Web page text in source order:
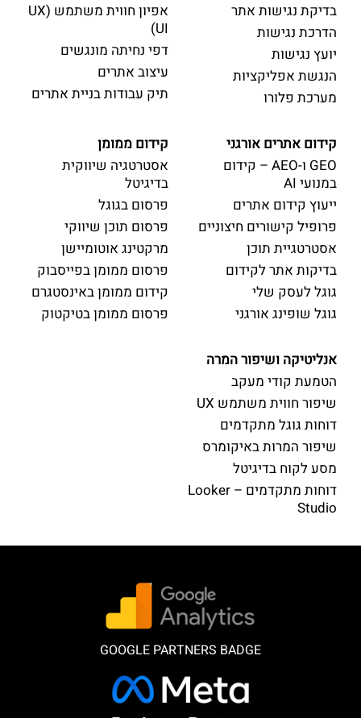
בדיקת נגישות אתר
הדרכת נגישות
יועץ נגישות
הנגשת אפליקציות
מערכת פלורו
אפיון חווית משתמש (UX
UI)
דפי נחיתה מונגשים
עיצוב אתרים
תיק עבודות בניית אתרים
קידום אתרים אורגני
GEO ו-AEO – קידום
במנועי AI
ייעוץ קידום אתרים
פרופיל קישורים חיצוניים
אסטרטגיית תוכן
בדיקות אתר לקידום
גוגל לעסק שלי
גוגל שופינג אורגני
קידום ממומן
אסטרטגיה שיווקית
בדיגיטל
פרסום בגוגל
פרסום תוכן שיווקי
מרקטינג אוטומיישן
פרסום ממומן בפייסבוק
קידום ממומן באינסטגרם
פרסום ממומן בטיקטוק
אנליטיקה ושיפור המרה
הטמעת קודי מעקב
שיפור חווית משתמש UX
דוחות גוגל מתקדמים
שיפור המרות באיקומרס
מסע לקוח בדיגיטל
דוחות מתקדמים – Looker
Studio
GOOGLE PARTNERS BADGE